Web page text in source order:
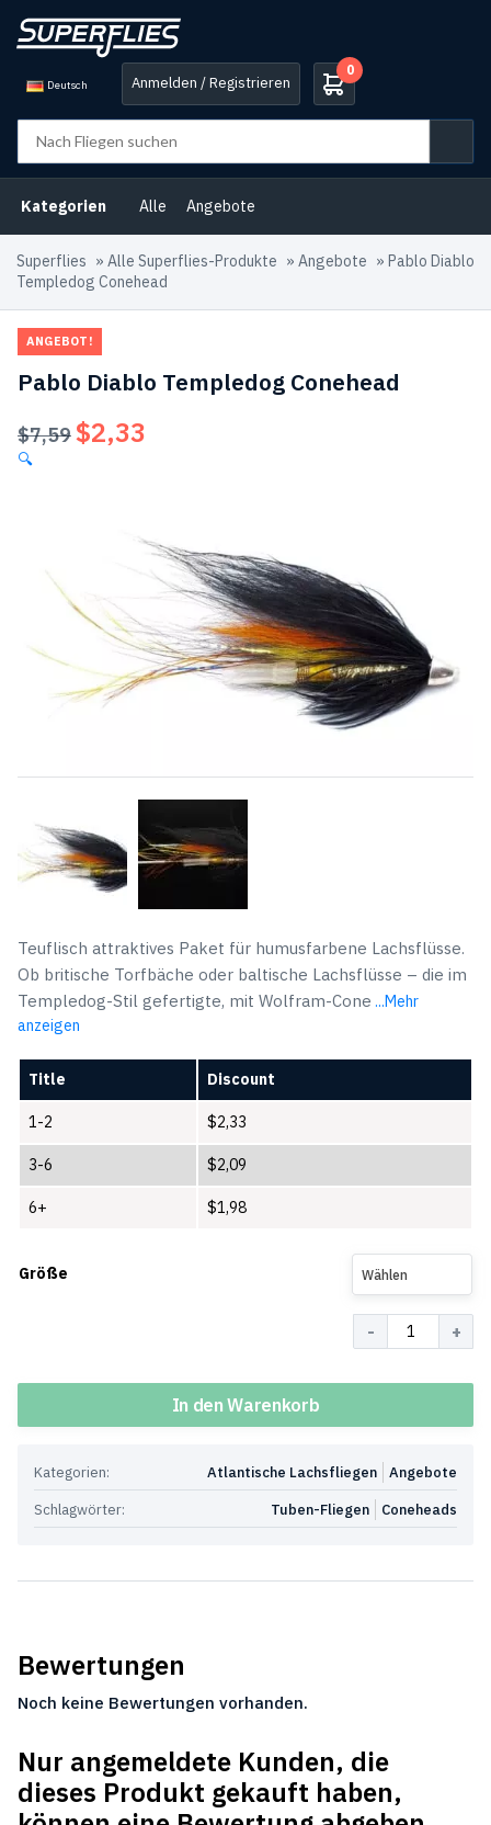
Deutsch Anmelden / Registrieren
0
Kategorien Alle Angebote
Superflies » Alle Superflies-Produkte » Angebote » Pablo Diablo
Templedog Conehead
ANGEBOT!
Pablo Diablo Templedog Conehead
$7,59 Ursprünglicher
$2,33
🔍
Teuflisch attraktives Paket für humusfarbene Lachsflüsse.
Ob britische Torfbäche oder baltische Lachsflüsse – die im
Templedog-Stil gefertigte, mit Wolfram-Cone ...Mehr
anzeigen
Title Discount
1-2 $2,33
3-6 $2,09
6+ $1,98
Größe Wählen
In den Warenkorb
Kategorien: Angebote
Atlantische Lachsfliegen
Schlagwörter:
Coneheads
Tuben-Fliegen
Bewertungen
Noch keine Bewertungen vorhanden.
Nur angemeldete Kunden, die
dieses Produkt gekauft haben,